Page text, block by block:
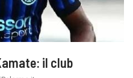
il club